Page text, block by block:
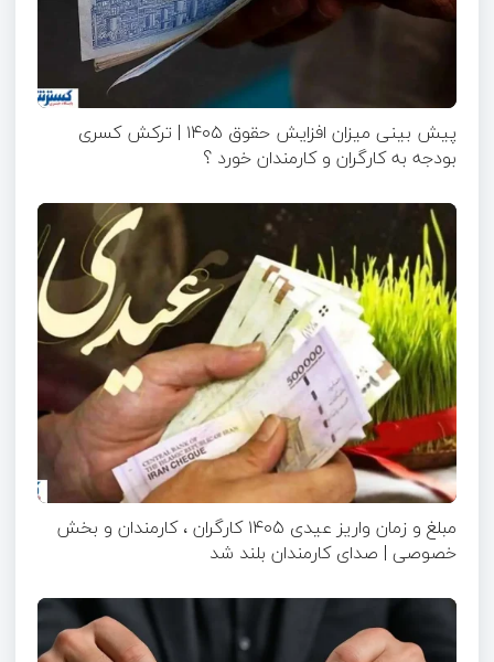
پیش بینی میزان افزایش حقوق ۱۴۰۵ | ترکش کسری
بودجه به کارگران و کارمندان خورد ؟
مبلغ و زمان واریز عیدی ۱۴۰۵ کارگران ، کارمندان و بخش
خصوصی | صدای کارمندان بلند شد